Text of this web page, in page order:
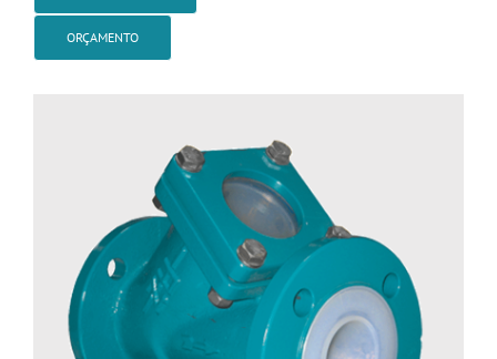
ORÇAMENTO